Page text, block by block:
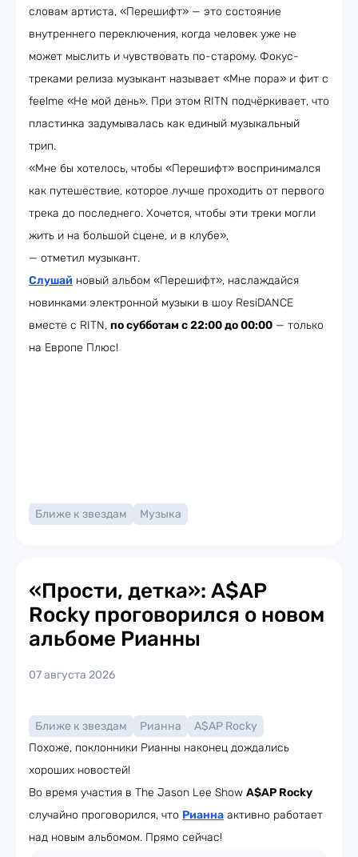
словам артиста, «Перешифт» — это состояние
внутреннего переключения, когда человек уже не
может мыслить и чувствовать по-старому. Фокус-
треками релиза музыкант называет «Мне пора» и фит с
feelme «Не мой день». При этом RITN подчёркивает, что
пластинка задумывалась как единый музыкальный
трип.
«Мне бы хотелось, чтобы «Перешифт» воспринимался
как путешествие, которое лучше проходить от первого
трека до последнего. Хочется, чтобы эти треки могли
жить и на большой сцене, и в клубе»,
— отметил музыкант.
Слушай новый альбом «Перешифт», наслаждайся
новинками электронной музыки в шоу ResiDANCE
вместе с RITN, по субботам с 22:00 до 00:00 — только
на Европе Плюс!​
Ближе к звездам Музыка
«Прости, детка»: A$AP
Rocky проговорился о новом
альбоме Рианны
07 августа 2026
Ближе к звездам Рианна
A$AP Rocky
Похоже, поклонники Рианны наконец дождались
хороших новостей!
Во время участия в The Jason Lee Show A$AP Rocky
случайно проговорился, что Рианна активно работает
над новым альбомом. Прямо сейчас!